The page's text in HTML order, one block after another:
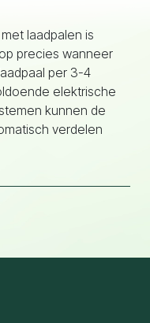
laadpalen is
precies wanneer
per 3-4
elektrische
kunnen de
verdelen